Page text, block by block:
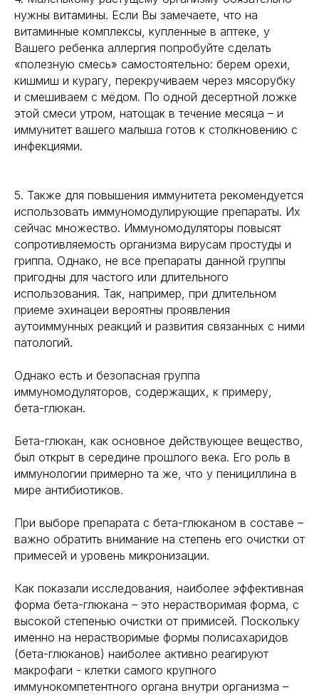
нужны витамины. Если Вы замечаете, что на
витаминные комплексы, купленные в аптеке, у
Вашего ребенка аллергия попробуйте сделать
«полезную смесь» самостоятельно: берем орехи,
кишмиш и курагу, перекручиваем через мясорубку
и смешиваем с мёдом. По одной десертной ложке
этой смеси утром, натощак в течение месяца – и
иммунитет вашего малыша готов к столкновению с
инфекциями.
5. Также для повышения иммунитета рекомендуется
использовать иммуномодулирующие препараты. Их
сейчас множество. Иммуномодуляторы повысят
сопротивляемость организма вирусам простуды и
гриппа. Однако, не все препараты данной группы
пригодны для частого или длительного
использования. Так, например, при длительном
приеме эхинацеи вероятны проявления
аутоиммунных реакций и развития связанных с ними
патологий.
Однако есть и безопасная группа
иммуномодуляторов, содержащих, к примеру,
бета-глюкан.
Бета-глюкан, как основное действующее вещество,
был открыт в середине прошлого века. Его роль в
иммунологии примерно та же, что у пенициллина в
мире антибиотиков.
При выборе препарата с бета-глюканом в составе –
важно обратить внимание на степень его очистки от
примесей и уровень микронизации.
Как показали исследования, наиболее эффективная
форма бета-глюкана – это нерастворимая форма, с
высокой степенью очистки от примисей. Поскольку
именно на нерастворимые формы полисахаридов
(бета-глюканов) наиболее активно реагируют
макрофаги - клетки самого крупного
иммунокомпетентного органа внутри организма –